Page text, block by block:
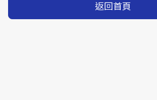
返回首頁